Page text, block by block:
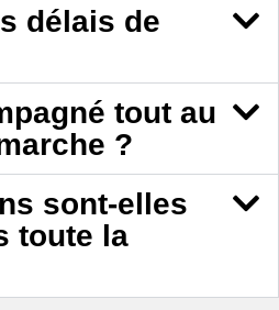
délais de
tout au
?
sont-elles
toute la